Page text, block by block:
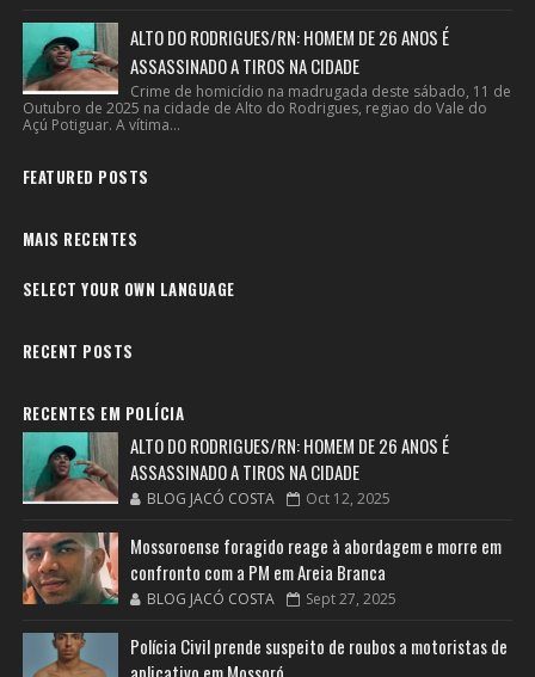
ALTO DO RODRIGUES/RN: HOMEM DE 26 ANOS É
ASSASSINADO A TIROS NA CIDADE
Crime de homicídio na madrugada deste sábado, 11 de
Outubro de 2025 na cidade de Alto do Rodrigues, regiao do Vale do
Açú Potiguar. A vítima...
FEATURED POSTS
MAIS RECENTES
SELECT YOUR OWN LANGUAGE
RECENT POSTS
RECENTES EM POLÍCIA
ALTO DO RODRIGUES/RN: HOMEM DE 26 ANOS É
ASSASSINADO A TIROS NA CIDADE
BLOG JACÓ COSTA Oct 12, 2025
Mossoroense foragido reage à abordagem e morre em
confronto com a PM em Areia Branca
BLOG JACÓ COSTA Sept 27, 2025
Polícia Civil prende suspeito de roubos a motoristas de
aplicativo em Mossoró